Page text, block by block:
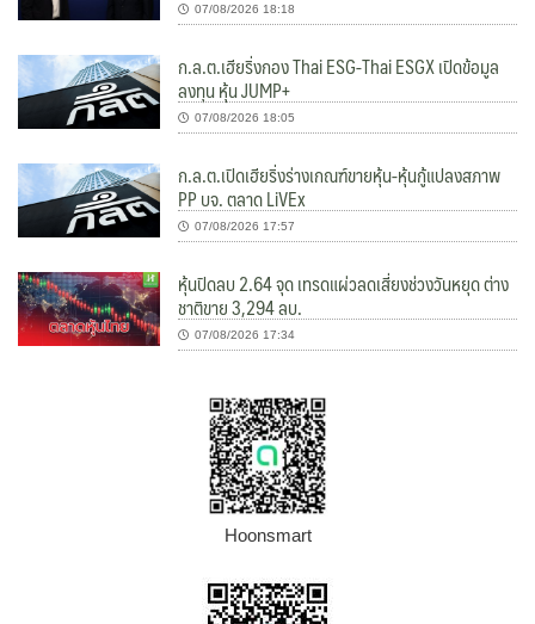
07/08/2026 18:18
ก.ล.ต.เฮียริ่งกอง Thai ESG-Thai ESGX เปิดข้อมูล
ลงทุน หุ้น JUMP+
07/08/2026 18:05
ก.ล.ต.เปิดเฮียริ่งร่างเกณฑ์ขายหุ้น-หุ้นกู้แปลงสภาพ
PP บจ. ตลาด LiVEx
07/08/2026 17:57
หุ้นปิดลบ 2.64 จุด เทรดแผ่วลดเสี่ยงช่วงวันหยุด ต่าง
ชาติขาย 3,294 ลบ.
07/08/2026 17:34
Hoonsmart